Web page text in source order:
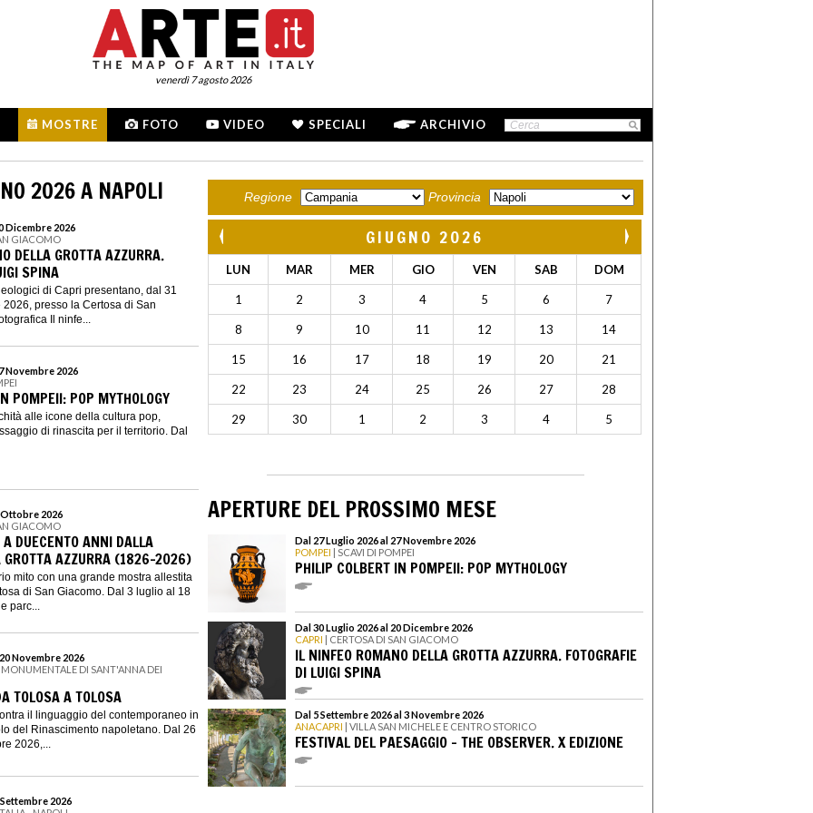
venerdì 7 agosto 2026
MOSTRE FOTO VIDEO SPECIALI ARCHIVIO
2026 A NAPOLI
Dicembre 2026
GIACOMO
DELLA GROTTA AZZURRA.
SPINA
di Capri presentano, dal 31
presso la Certosa di San
Il ninfe...
Novembre 2026
POMPEII: POP MYTHOLOGY
alle icone della cultura pop,
di rinascita per il territorio. Dal
Ottobre 2026
GIACOMO
DUECENTO ANNI DALLA
GROTTA AZZURRA (1826-2026)
mito con una grande mostra allestita
di San Giacomo. Dal 3 luglio al 18
parc...
Novembre 2026
DI SANT'ANNA DEI
TOLOSA A TOLOSA
il linguaggio del contemporaneo in
del Rinascimento napoletano. Dal 26
2026,...
2026
Regione Provincia
GIUGNO 2026
LUN MAR MER GIO VEN SAB DOM
1 2 3 4 5 6 7
8 9 10 11 12 13 14
15 16 17 18 19 20 21
22 23 24 25 26 27 28
29 30 1 2 3 4 5
APERTURE DEL PROSSIMO MESE
Dal 27 Luglio 2026 al 27 Novembre 2026
POMPEI | SCAVI DI POMPEI
PHILIP COLBERT IN POMPEII: POP MYTHOLOGY
Dal 30 Luglio 2026 al 20 Dicembre 2026
CAPRI | CERTOSA DI SAN GIACOMO
IL NINFEO ROMANO DELLA GROTTA AZZURRA. FOTOGRAFIE
DI LUIGI SPINA
Dal 5 Settembre 2026 al 3 Novembre 2026
ANACAPRI | VILLA SAN MICHELE E CENTRO STORICO
FESTIVAL DEL PAESAGGIO - THE OBSERVER. X EDIZIONE